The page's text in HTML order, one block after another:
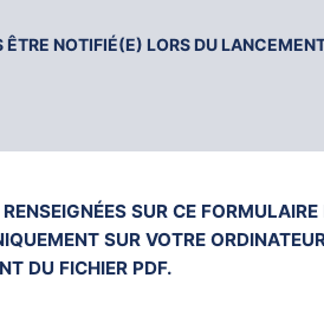
NOTIFIÉ(E) LORS DU
SUR CE
SUR VOTRE
DU FICHIER PDF.